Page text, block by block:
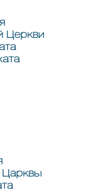
Церкви
Царквы